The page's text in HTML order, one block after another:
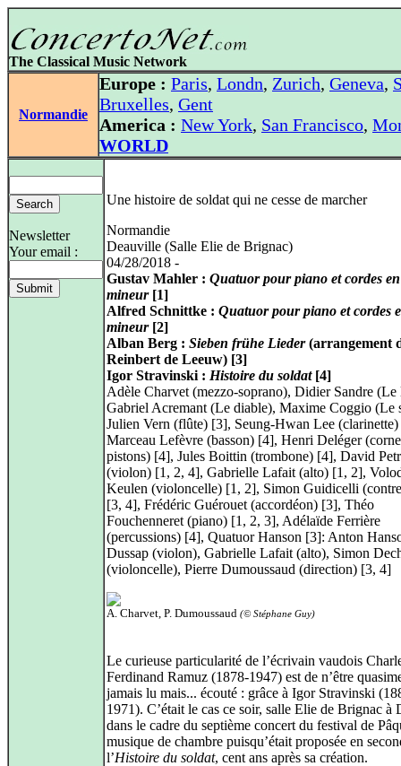
The Classical Music Network
Normandie
Europe : Paris, Londn, Zurich, Geneva,
Bruxelles, Gent
America : New York, San Francisco,
WORLD
Newsletter
Your email :
Une histoire de soldat qui ne cesse de marcher
Normandie
Deauville (Salle Elie de Brignac)
04/28/2018 -
Gustav Mahler : Quatuor pour piano et cordes
mineur[1]
Alfred Schnittke : Quatuor pour piano et cordes
mineur[2]
Alban Berg : Sieben frühe Lieder(arrangement
Reinbert de Leeuw) [3]
Igor Stravinski : Histoire du soldat[4]
Adèle Charvet (mezzo-soprano), Didier Sandre (Le
Gabriel Acremant (Le diable), Maxime Coggio (Le
Julien Vern (flûte) [3], Seung-Hwan Lee
Marceau Lefèvre (basson) [4], Henri Deléger
pistons) [4], Jules Boittin (trombone) [4], David
(violon) [1, 2, 4], Gabrielle Lafait (alto) [1, 2],
Keulen (violoncelle) [1, 2], Simon Guidicelli
[3, 4], Frédéric Guérouet (accordéon) [3], Théo
Fouchenneret (piano) [1, 2, 3], Adélaïde Ferrière
(percussions) [4], Quatuor Hanson [3]: Anton
Dussap (violon), Gabrielle Lafait (alto), Simon
(violoncelle), Pierre Dumoussaud (direction) [3, 4]
A. Charvet, P. Dumoussaud (© Stéphane Guy)
Le curieuse particularité de l’écrivain vaudois
Ferdinand Ramuz (1878-1947) est de n’être
jamais lu mais... écouté : grâce à Igor Stravinski
1971). C’était le cas ce soir, salle Elie de Brignac à
dans le cadre du septième concert du festival de
musique de chambre puisqu’était proposée en
l’Histoire du soldat, cent ans après sa création.